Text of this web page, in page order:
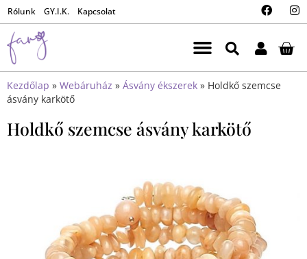
Rólunk GY.I.K. Kapcsolat
Kezdőlap » Webáruház » Ásvány ékszerek » Holdkő szemcse
ásvány karkötő
Holdkő szemcse ásvány karkötő